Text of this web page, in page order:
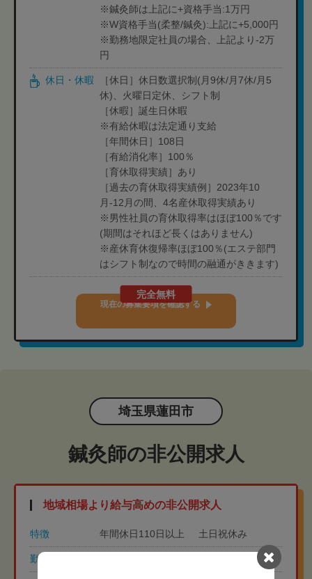
※鍼灸師は上記に+資格手当:1万円
※W資格手当(柔整/鍼灸):上記に+5,000円
※勤務地限定社員の場合、上記より-2万
円
休日・休暇
［休日］休日数選択制(月9休/月7休/月5
休)、火曜日定休、シフト制
［休暇］誕生日休暇
※有給休暇は法定通り支給
［年間休日］108日
［有給消化率］100％
［育休取得実績］あり
［過去の育休取得実績例］2023年10
月-12月の間、4名産休取得実績あり
※男性社員の育休取得率はほぼ100％です
(期間はそれほど長くはありません)
※産休育休復帰率ほぼ100％(エステ部門
はシフト制なので時間の融通がききます)
完全無料
現在の募集要項を確認する
埼玉県蓮田市
鍼灸師の非公開求人
地域相場より給与高めの非公開求人
特徴 年間休日110日以上 土日祝休み
勤務時間